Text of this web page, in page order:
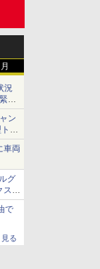
況
急
ン
ラ
車両
グ
ス」
で
見る